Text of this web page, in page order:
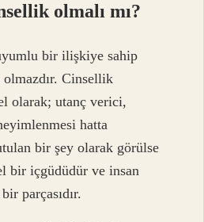
olmalı mı?
bir ilişkiye sahip
olmazdır. Cinsellik
olarak; utanç verici,
hatta
bir şey olarak görülse
bir içgüdüdür ve insan
parçasıdır.